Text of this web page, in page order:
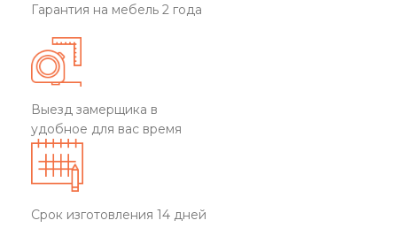
Гарантия на мебель 2 года
Выезд замерщика в
удобное для вас время
Срок изготовления 14 дней